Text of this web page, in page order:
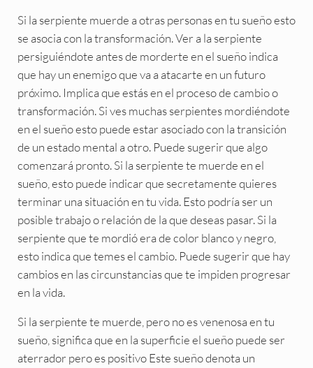
Si la serpiente muerde a otras personas en tu sueño esto
se asocia con la transformación. Ver a la serpiente
persiguiéndote antes de morderte en el sueño indica
que hay un enemigo que va a atacarte en un futuro
próximo. Implica que estás en el proceso de cambio o
transformación. Si ves muchas serpientes mordiéndote
en el sueño esto puede estar asociado con la transición
de un estado mental a otro. Puede sugerir que algo
comenzará pronto. Si la serpiente te muerde en el
sueño, esto puede indicar que secretamente quieres
terminar una situación en tu vida. Esto podría ser un
posible trabajo o relación de la que deseas pasar. Si la
serpiente que te mordió era de color blanco y negro,
esto indica que temes el cambio. Puede sugerir que hay
cambios en las circunstancias que te impiden progresar
en la vida.
Si la serpiente te muerde, pero no es venenosa en tu
sueño, significa que en la superficie el sueño puede ser
aterrador pero es positivo Este sueño denota un